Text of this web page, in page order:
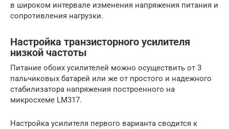
в широком интервале изменения напряжения питания и
сопротивления нагрузки.
Настройка транзисторного усилителя
низкой частоты
Питание обоих усилителей можно осуществить от 3
пальчиковых батарей или же от простого и надежного
стабилизатора напряжения построенного на
микросхеме LM317.
Настройка усилителя первого варианта сводится к